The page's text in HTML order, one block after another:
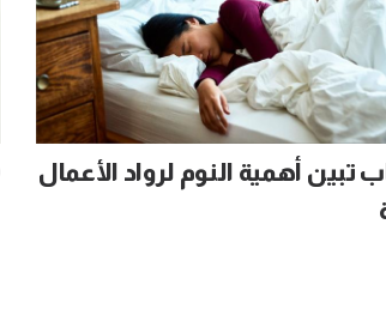
تبين أهمية النوم لرواد الأعمال